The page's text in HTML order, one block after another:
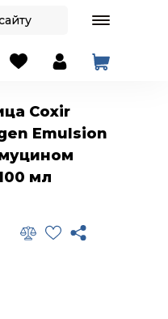
Coxir
Emulsion
мл